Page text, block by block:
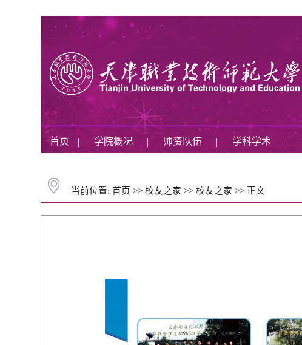
首页 | 学院概况 | 师资队伍 | 学科学术 |
当前位置: 首页 >> 校友之家 >> 校友之家 >> 正文